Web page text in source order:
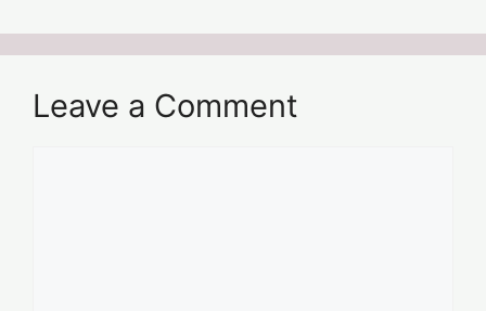
Leave a Comment